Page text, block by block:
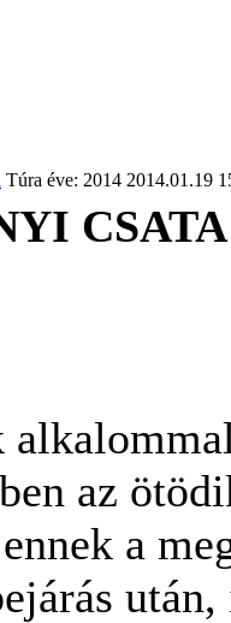
Túra éve: 2014 2014.01.19
az
a